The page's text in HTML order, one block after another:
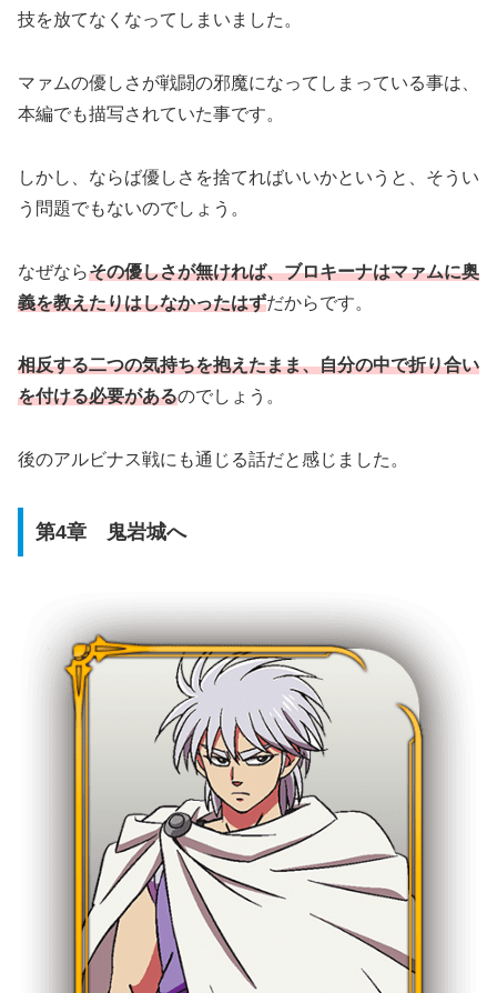
技を放てなくなってしまいました。
マァムの優しさが戦闘の邪魔になってしまっている事は、
本編でも描写されていた事です。
しかし、ならば優しさを捨てればいいかというと、そうい
う問題でもないのでしょう。
なぜならその優しさが無ければ、ブロキーナはマァムに奥
義を教えたりはしなかったはずだからです。
相反する二つの気持ちを抱えたまま、自分の中で折り合い
を付ける必要があるのでしょう。
後のアルビナス戦にも通じる話だと感じました。
第4章 鬼岩城へ